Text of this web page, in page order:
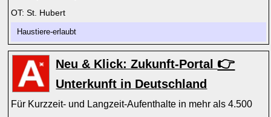
OT: St. Hubert
Haustiere-erlaubt
Neu & Klick: Zukunft-Portal 👉
Unterkunft in Deutschland
Für Kurzzeit- und Langzeit-Aufenthalte in mehr als 4.500